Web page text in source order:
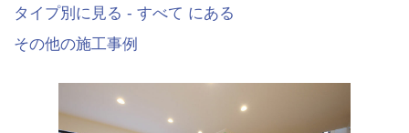
タイプ別に見る - すべて にある
その他の施工事例